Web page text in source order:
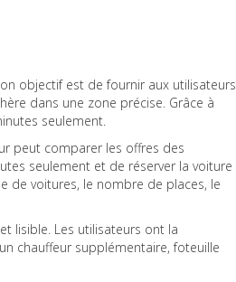
objectif est de fournir aux utilisateurs
dans une zone précise. Grâce à
seulement.
peut comparer les offres des
seulement et de réserver la voiture
de voitures, le nombre de places, le
lisible. Les utilisateurs ont la
chauffeur supplémentaire, foteuille